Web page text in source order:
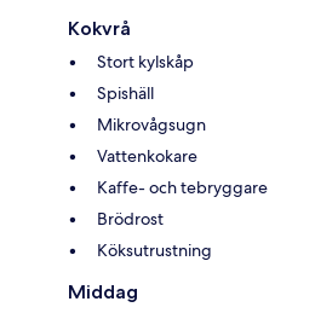
Kokvrå
Stort kylskåp
Spishäll
Mikrovågsugn
Vattenkokare
Kaffe- och tebryggare
Brödrost
Köksutrustning
Middag